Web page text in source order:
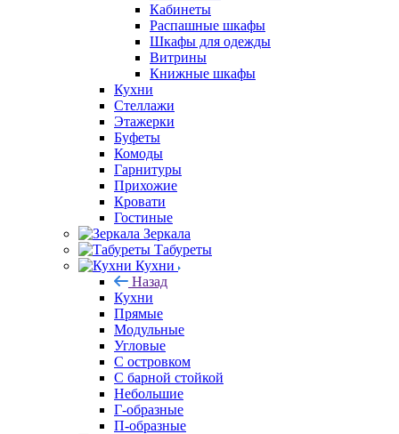
Кабинеты
Распашные шкафы
Шкафы для одежды
Витрины
Книжные шкафы
Кухни
Стеллажи
Этажерки
Буфеты
Комоды
Гарнитуры
Прихожие
Кровати
Гостиные
Зеркала
Табуреты
Кухни
Назад
Кухни
Прямые
Модульные
Угловые
С островком
С барной стойкой
Небольшие
Г-образные
П-образные